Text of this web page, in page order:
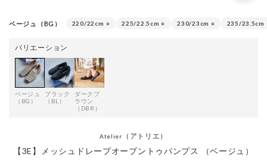
ベージュ（BG） 220/22cm ○ 225/22.5cm ○ 230/23cm ○ 235/23.5cm
バリエーション
ベージュ
（BG）
ブラック
（BL）
ダークブ
ラウン
（DBR）
Atelier （アトリエ）
【3E】メッシュドレープオープントゥパンプス （ベージュ）